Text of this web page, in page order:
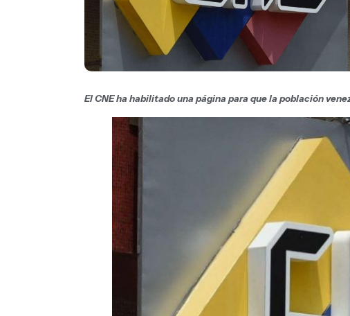
El CNE ha habilitado una página para que la población